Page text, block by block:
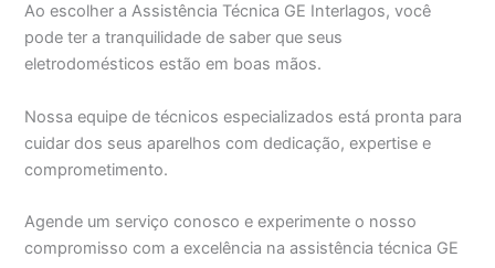
Ao escolher a Assistência Técnica GE Interlagos, você
pode ter a tranquilidade de saber que seus
eletrodomésticos estão em boas mãos.
Nossa equipe de técnicos especializados está pronta para
cuidar dos seus aparelhos com dedicação, expertise e
comprometimento.
Agende um serviço conosco e experimente o nosso
compromisso com a excelência na assistência técnica GE